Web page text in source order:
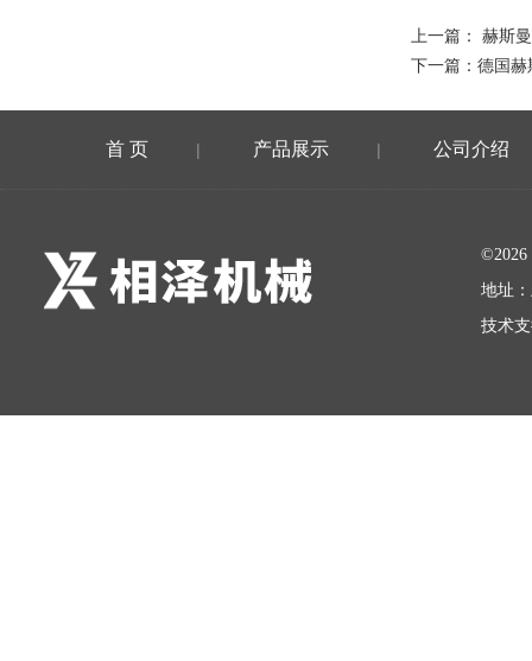
上一篇： 赫斯
下一篇： 德国赫
首 页 | 产品展示 | 公司介绍
地址
技术